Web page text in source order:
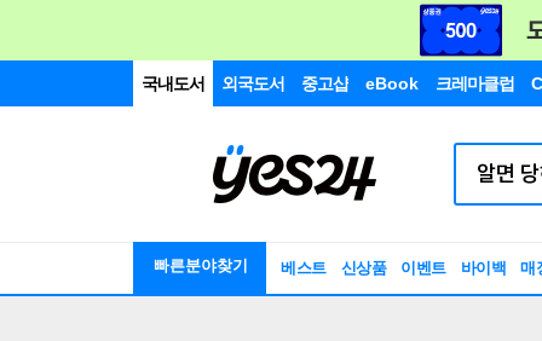
국내도서 외국도서 중고샵 eBook 크레마클럽
빠른분야찾기 베스트 신상품 이벤트 바이백 매